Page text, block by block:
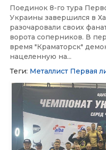
Поединок 8-го тура
Украины завершился в
разочаровали своих
ворота соперников. В
время "Краматорск"
нацеленную на...
Теги: Металлист Первая